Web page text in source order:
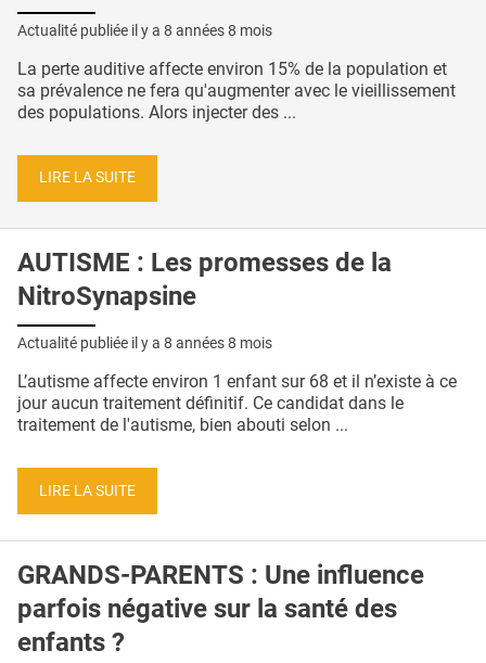
Actualité publiée il y a 8 années 8 mois
La perte auditive affecte environ 15% de la population et
sa prévalence ne fera qu'augmenter avec le vieillissement
des populations. Alors injecter des ...
LIRE LA SUITE
AUTISME : Les promesses de la
NitroSynapsine
Actualité publiée il y a 8 années 8 mois
L’autisme affecte environ 1 enfant sur 68 et il n’existe à ce
jour aucun traitement définitif. Ce candidat dans le
traitement de l'autisme, bien abouti selon ...
LIRE LA SUITE
GRANDS-PARENTS : Une influence
parfois négative sur la santé des
enfants ?